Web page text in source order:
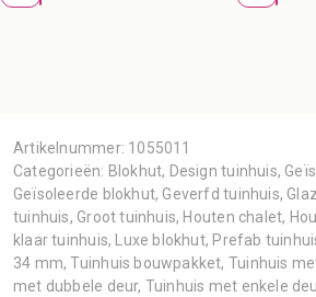
Artikelnummer: 1055011
Categorieën: Blokhut, Design tuinhuis,
Geïsoleerde blokhut, Geverfd tuinhuis,
tuinhuis, Groot tuinhuis, Houten chalet,
klaar tuinhuis, Luxe blokhut, Prefab
34 mm,Tuinhuis bouwpakket, Tuinhuis
met dubbele deur, Tuinhuis met enkele